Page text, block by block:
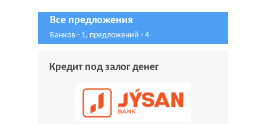
Все предложения
Банков - 1, предложений - 4
Кредит под залог денег